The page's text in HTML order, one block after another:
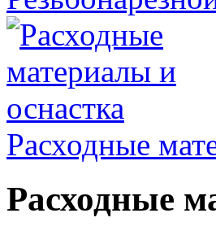
Расходные
Расходные